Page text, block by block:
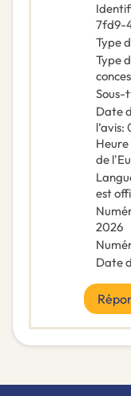
7fd9-
Type
Type
Sous-
Date
l’avis:
de
est
2026
Date